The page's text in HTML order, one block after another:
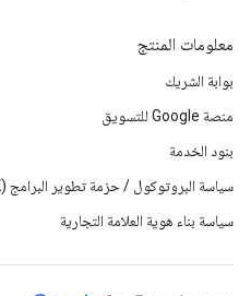
معلومات المنتج
بوابة الشريك
منصة Google للتسويق
بنود الخدمة
سياسة البروتوكول / حزمة تطوير البرامج (SDK)
سياسة بناء هوية العلامة التجارية